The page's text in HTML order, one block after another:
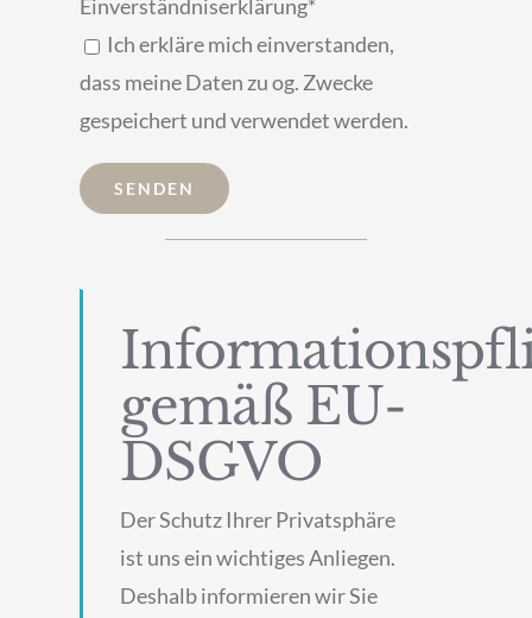
Einverständniserklärung*
Ich erkläre mich einverstanden,
dass meine Daten zu og. Zwecke
gespeichert und verwendet werden.
gemäß EU-
DSGVO
Der Schutz Ihrer Privatsphäre
ist uns ein wichtiges Anliegen.
Deshalb informieren wir Sie